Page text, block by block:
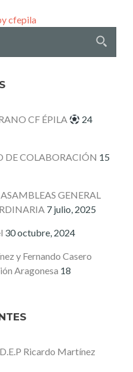
cfepila
CF ÉPILA
24
DE COLABORACIÓN 15
GENERAL
7 julio, 2025
30 octubre, 2024
y Fernando Casero
Aragonesa 18
D.E.P Ricardo Martínez